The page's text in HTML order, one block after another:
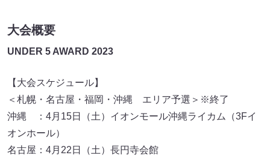
大会概要
UNDER 5 AWARD 2023
【大会スケジュール】
＜札幌・名古屋・福岡・沖縄 エリア予選＞※終了
沖縄 ：4月15日（土）イオンモール沖縄ライカム（3Fイ
オンホール）
名古屋：4月22日（土）長円寺会館